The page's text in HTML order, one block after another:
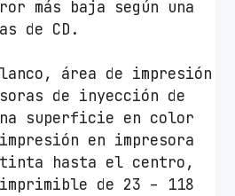
más baja según una
de CD.
área de impresión
de inyección de
superficie en color
en impresora
hasta el centro,
de 23 – 118